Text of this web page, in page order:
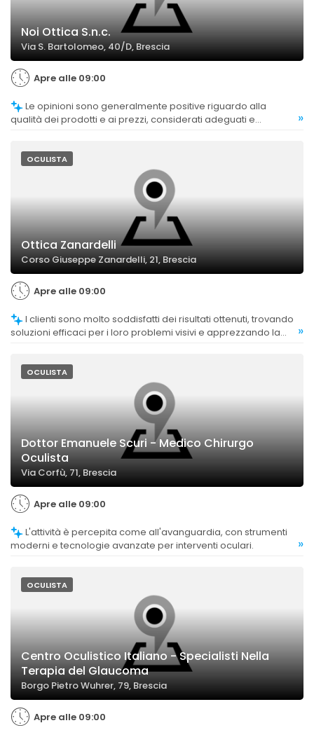
Noi Ottica S.n.c.
Via S. Bartolomeo, 40/D, Brescia
Apre alle 09:00
qualità dei prodotti e ai prezzi, considerati adeguati e
»
OCULISTA
Ottica Zanardelli
Corso Giuseppe Zanardelli, 21, Brescia
Apre alle 09:00
soluzioni efficaci per i loro problemi visivi e apprezzando la
»
OCULISTA
Dottor Emanuele Scuri - Medico Chirurgo
Oculista
Via Corfù, 71, Brescia
Apre alle 09:00
moderni e tecnologie avanzate per interventi oculari.
»
OCULISTA
Centro Oculistico Italiano - Specialisti Nella
Terapia del Glaucoma
Borgo Pietro Wuhrer, 79, Brescia
Apre alle 09:00